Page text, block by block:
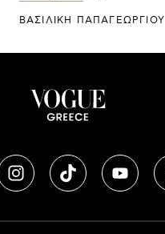
ΒΑΣΙΛΙΚΗ ΠΑΠΑΓΕΩΡΓΙΟΥ